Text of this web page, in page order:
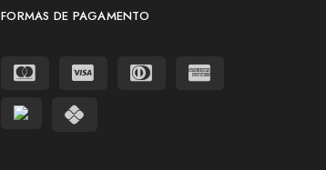
FORMAS DE PAGAMENTO